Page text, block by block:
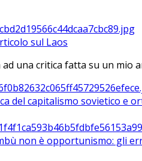
sul Laos
una critica fatta su un mio
del capitalismo sovietico e
non è opportunismo: gli